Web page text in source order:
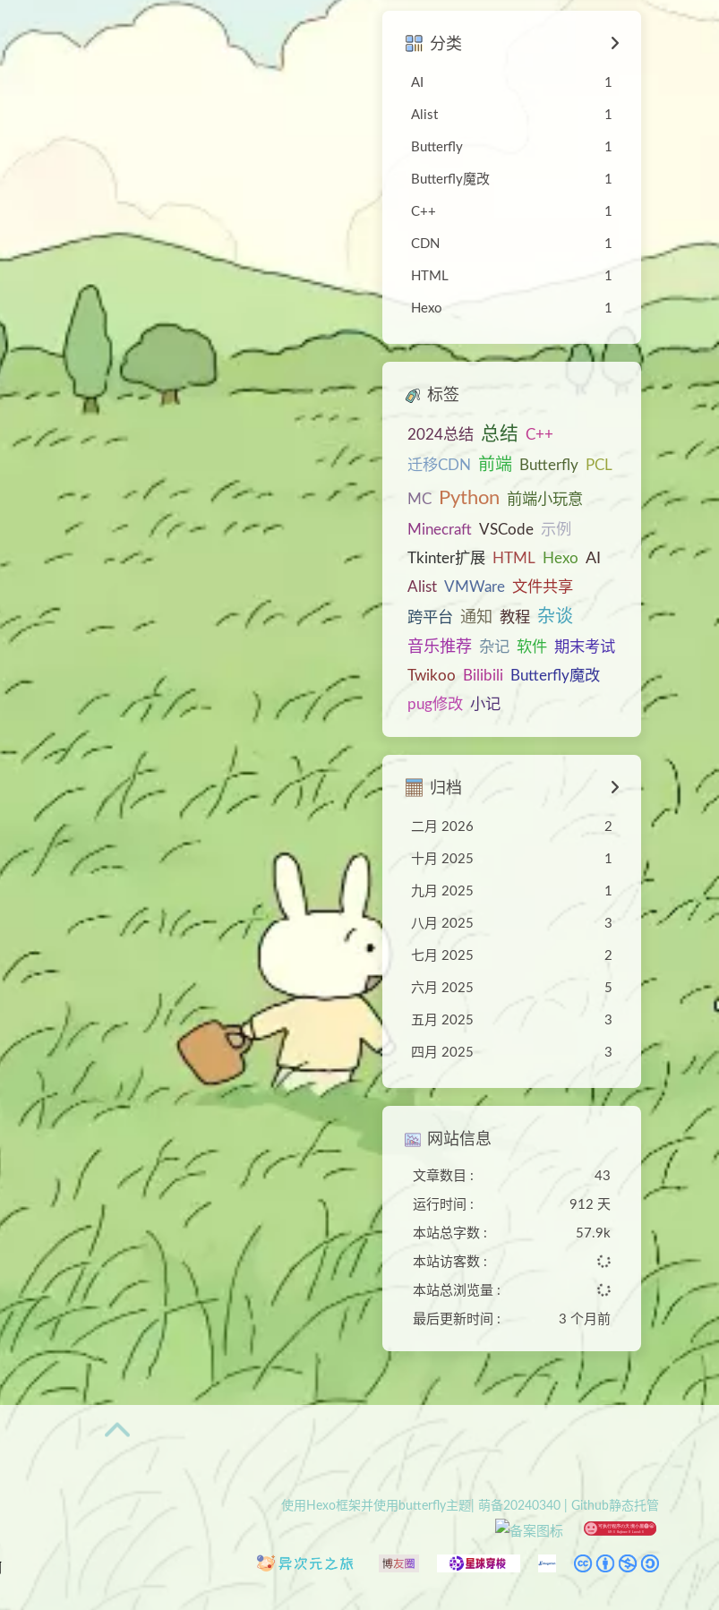
分类
AI 1
Alist 1
Butterfly 1
Butterfly魔改 1
C++ 1
CDN 1
HTML 1
Hexo 1
标签
2024总结 总结 C++
迁移CDN
前端 Butterfly PCL
MC Python 前端小玩意
Minecraft VSCode 示例
Tkinter扩展
HTML Hexo AI
Alist VMWare 文件共享
跨平台 通知 教程 杂谈
音乐推荐 杂记 软件 期末考试
Twikoo
Bilibili
Butterfly魔改
pug修改 小记
归档
二月 2026 2
十月 2025 1
九月 2025 1
八月 2025 3
七月 2025 2
六月 2025 5
五月 2025 3
四月 2025 3
网站信息
文章数目 : 43
运行时间 : 912 天
本站总字数 : 57.9k
本站访客数 :
本站总浏览量 :
最后更新时间 : 3 个月前
使用Hexo框架并使用butterfly主题| 萌备20240340 | Github静态托管